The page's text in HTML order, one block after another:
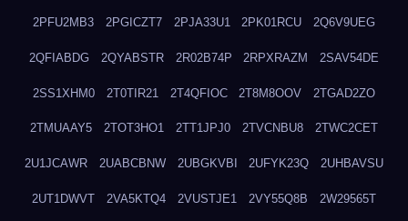
2PFU2MB3 2PGICZT7 2PJA33U1 2PK01RCU 2Q6V9UEG
2QFIABDG 2QYABSTR 2R02B74P 2RPXRAZM 2SAV54DE
2SS1XHM0 2T0TIR21 2T4QFIOC 2T8M8OOV 2TGAD2ZO
2TMUAAY5 2TOT3HO1 2TT1JPJ0 2TVCNBU8 2TWC2CET
2U1JCAWR 2UABCBNW 2UBGKVBI 2UFYK23Q 2UHBAVSU
2UT1DWVT 2VA5KTQ4 2VUSTJE1 2VY55Q8B 2W29565T